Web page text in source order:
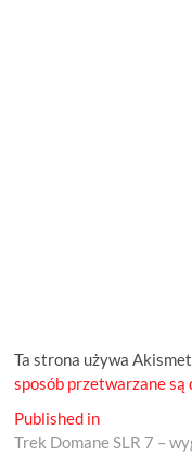
Ta strona używa
sposób przetwarzane są
Nawigacja
wpisu
Published in
Trek Domane SLR 7 –